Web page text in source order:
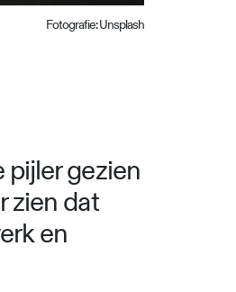
Fotografie: Unsplash
gezien
zien dat
en